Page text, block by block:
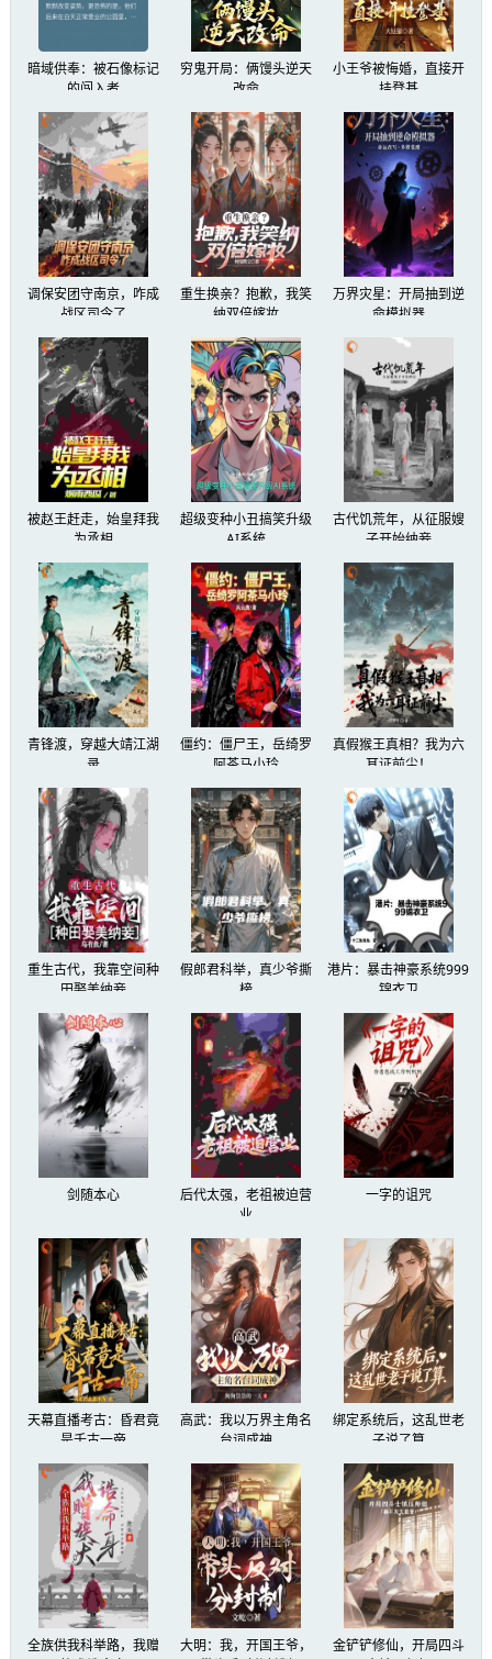
暗域供奉：被石像标记
的闯入者
穷鬼开局：俩馒头逆天
改命
小王爷被悔婚，直接开
挂登基
调保安团守南京，咋成
战区司令了
重生换亲？抱歉，我笑
纳双倍嫁妆
万界灾星：开局抽到逆
命模拟器
被赵王赶走，始皇拜我
为丞相
超级变种小丑搞笑升级
AI系统
古代饥荒年，从征服嫂
子开始纳妾
青锋渡，穿越大靖江湖
录
僵约：僵尸王，岳绮罗
阿茶马小玲
真假猴王真相？我为六
耳证前尘！
重生古代，我靠空间种
田娶美纳妾
假郎君科举，真少爷撕
榜
港片：暴击神豪系统999
锦衣卫
剑随本心
后代太强，老祖被迫营
业
一字的诅咒
天幕直播考古：昏君竟
是千古一帝
高武：我以万界主角名
台词成神
绑定系统后，这乱世老
子说了算​​
全族供我科举路，我赠
大明：我，开国王爷，
金铲铲修仙，开局四斗